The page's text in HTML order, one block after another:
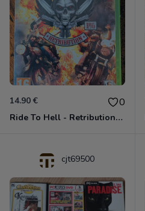
14.90 € 0
Ride To Hell - Retribution Xbox 360
cjt69500